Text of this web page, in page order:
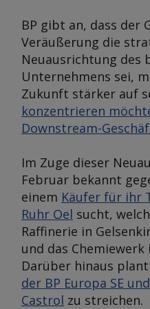
BP gibt an, dass der
Veräußerung die
Neuausrichtung des
Unternehmens sei,
Zukunft stärker auf
konzentrieren
Downstream-
Im Zuge dieser
Februar bekannt
einem Käufer für ihr
Ruhr Oel sucht,
Raffinerie in
und das
Darüber hinaus plant
der BP Europa SE
Castrol zu streichen.